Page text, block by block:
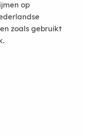
op
zoals gebruikt